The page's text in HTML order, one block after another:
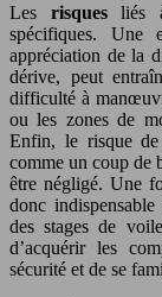
Les risquesliés
spécifiques. Une
appréciation de la
dérive, peut
difficulté à
ou les zones de
Enfin, le risque
comme un coup de
être négligé. Une
donc
des stages de
d’acquérir les
sécurité et de se